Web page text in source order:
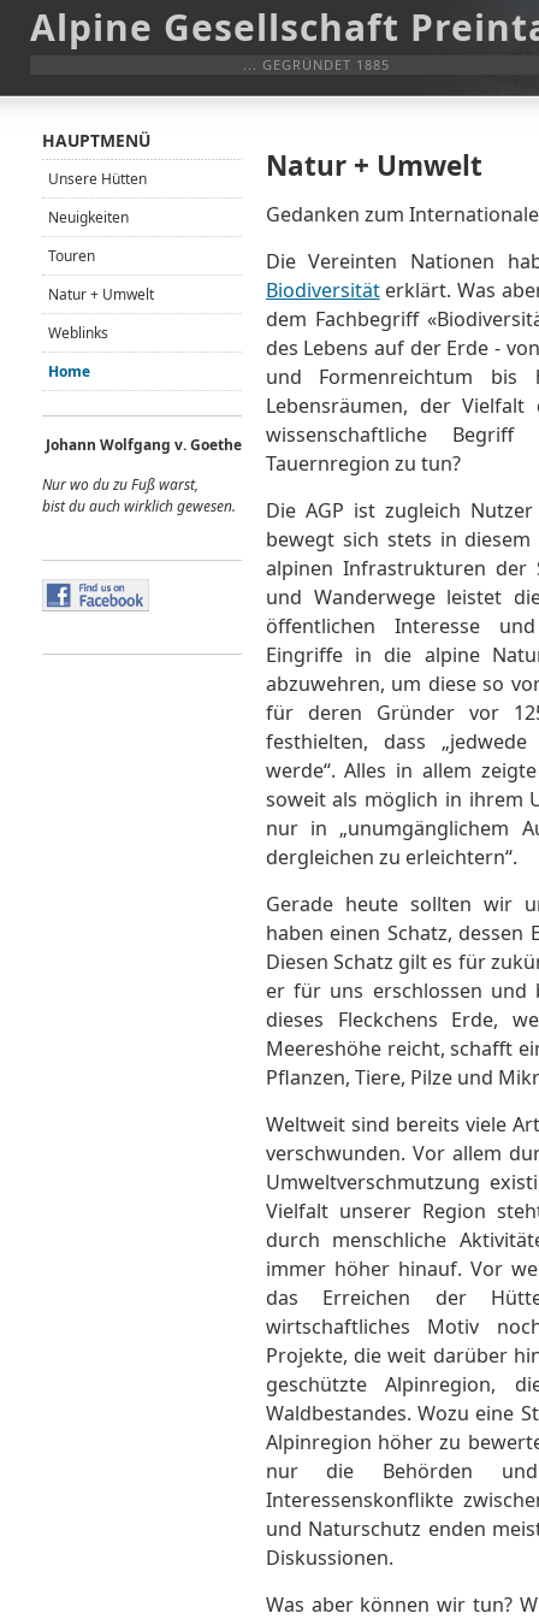
Alpine Gesellschaft
... GEGRÜNDET 1885
Natur + Umwelt
Gedanken zum
Die Vereinten Nationen
Biodiversitäterklärt. Was
dem Fachbegriff
des Lebens auf der Erde -
und Formenreichtum bis
Lebensräumen, der
wissenschaftliche
Tauernregion zu tun?
Die AGP ist zugleich
bewegt sich stets in
alpinen Infrastrukturen der
und Wanderwege leistet
öffentlichen Interesse
Eingriffe in die alpine
abzuwehren, um diese so
für deren Gründer vor
festhielten, dass
werde“. Alles in allem
soweit als möglich in ihrem
nur in „unumgänglichem
dergleichen zu erleichtern“.
Gerade heute sollten wir
haben einen Schatz,
Diesen Schatz gilt es für
er für uns erschlossen und
dieses Fleckchens Erde,
Meereshöhe reicht, schafft
Pflanzen, Tiere, Pilze und
Weltweit sind bereits viele
verschwunden. Vor allem
Umweltverschmutzung
Vielfalt unserer Region
durch menschliche
immer höher hinauf. Vor
das Erreichen der
wirtschaftliches Motiv
Projekte, die weit darüber
geschützte Alpinregion,
Waldbestandes. Wozu eine
Alpinregion höher zu
nur die Behörden und
Interessenskonflikte
und Naturschutz enden
Diskussionen.
Was aber können wir tun?
HAUPTMENÜ
Unsere Hütten
Neuigkeiten
Touren
Natur + Umwelt
Weblinks
Home
Johann Wolfgang v. Goethe
Nur wo du zu Fuß warst,
bist du auch wirklich gewesen.